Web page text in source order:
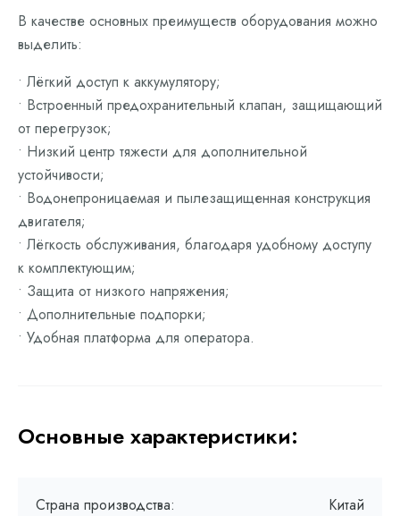
В качестве основных преимуществ оборудования можно
выделить:
• Лёгкий доступ к аккумулятору;
• Встроенный предохранительный клапан, защищающий
от перегрузок;
• Низкий центр тяжести для дополнительной
устойчивости;
• Водонепроницаемая и пылезащищенная конструкция
двигателя;
• Лёгкость обслуживания, благодаря удобному доступу
к комплектующим;
• Защита от низкого напряжения;
• Дополнительные подпорки;
• Удобная платформа для оператора.
Основные характеристики:
Страна производства: Китай